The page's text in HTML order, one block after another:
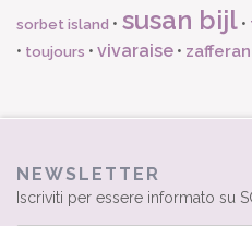
sorbet island • susan bijl•
• toujours • vivaraise •
NEWSLETTER
Iscriviti per essere informato su